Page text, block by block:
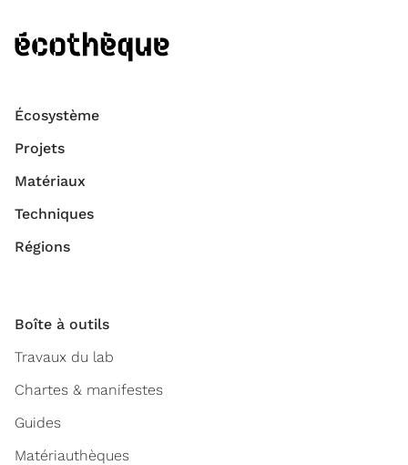
Écosystème
Projets
Matériaux
Techniques
Régions
Boîte à outils
Travaux du lab
Chartes & manifestes
Guides
Matériauthèques